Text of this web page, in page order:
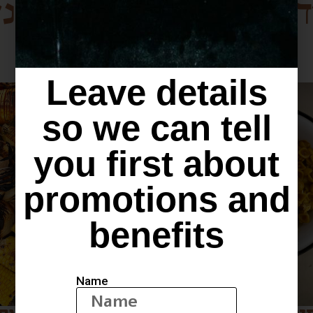
מתוך חוברת
מתכונים שעושים שמח בלב וכיף בבטן
Leave details
so we can tell
you first about
promotions and
benefits
Name